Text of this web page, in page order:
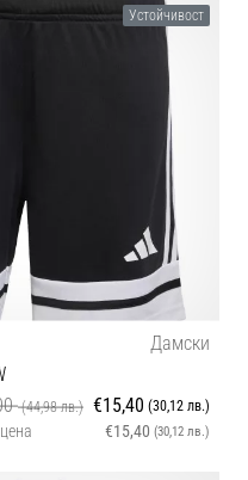
128 152 Устойчивост
Дамски
(44,98 лв.) €15,40 (30,12 лв.)
€15,40 (30,12 лв.)